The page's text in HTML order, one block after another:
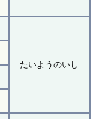
たいようのいし